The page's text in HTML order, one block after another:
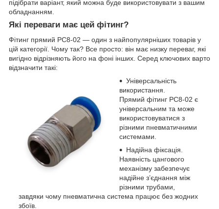
підібрати варіант, який можна буде використовувати з вашим
обладнанням.
Які переваги має цей фітинг?
Фітинг прямий PC8-02 — один з найпопулярніших товарів у
цій категорії. Чому так? Все просто: він має низку переваг, які
вигідно відрізняють його на фоні інших. Серед ключових варто
відзначити такі:
Універсальність
використання.
Прямий фітинг PC8-02 є
універсальним та може
використовуватися з
різними пневматичними
системами.
Надійна фіксація.
Наявність цангового
механізму забезпечує
надійне з’єднання між
різними трубами,
завдяки чому пневматична система працює без жодних
збоїв.